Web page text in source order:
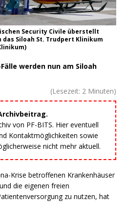
Security Civile überstellt
Siloah St. Trudpert Klinikum
werden nun am Siloah
(Lesezeit: 2 Minuten)
von PF-BITS. Hier eventuell
Kontaktmöglichkeiten sowie
nicht mehr aktuell.
Krise betroffenen Krankenhäuser
die eigenen freien
zu nutzen, hat